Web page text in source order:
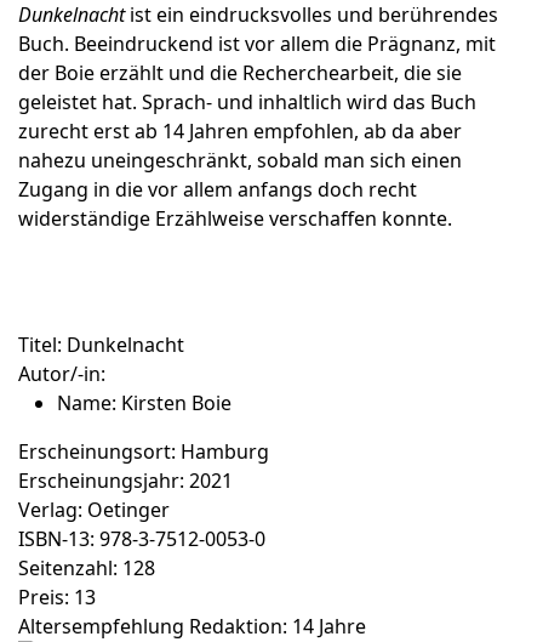
Dunkelnachtist ein eindrucksvolles und berührendes
Buch. Beeindruckend ist vor allem die Prägnanz, mit
der Boie erzählt und die Recherchearbeit, die sie
geleistet hat. Sprach- und inhaltlich wird das Buch
zurecht erst ab 14 Jahren empfohlen, ab da aber
nahezu uneingeschränkt, sobald man sich einen
Zugang in die vor allem anfangs doch recht
widerständige Erzählweise verschaffen konnte.
Titel: Dunkelnacht
Autor/-in:
Name: Kirsten Boie
Erscheinungsort: Hamburg
Erscheinungsjahr: 2021
Verlag: Oetinger
ISBN-13: 978-3-7512-0053-0
Seitenzahl: 128
Preis: 13
Altersempfehlung Redaktion: 14 Jahre